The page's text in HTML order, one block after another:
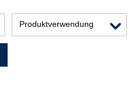
Produktverwendung